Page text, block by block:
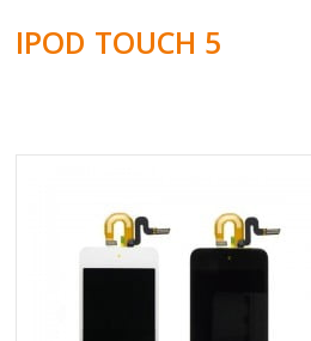
IPOD TOUCH 5